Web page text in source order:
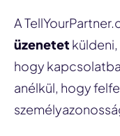
A
üzenetet
hogy
anélkül, hogy